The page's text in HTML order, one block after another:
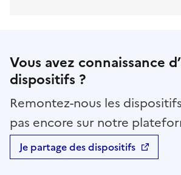
Vous avez connaissance
dispositifs ?
Remontez-nous les
pas encore sur notre
Je partage des dispositifs